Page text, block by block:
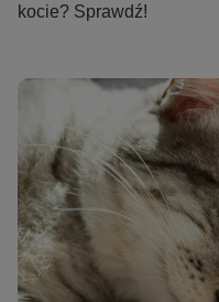
kocie? Sprawdź!